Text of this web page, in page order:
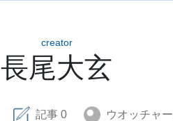
creator
長尾大玄
記事 0 ウオッチャー